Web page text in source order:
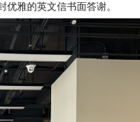
雅的英文信书面答谢。